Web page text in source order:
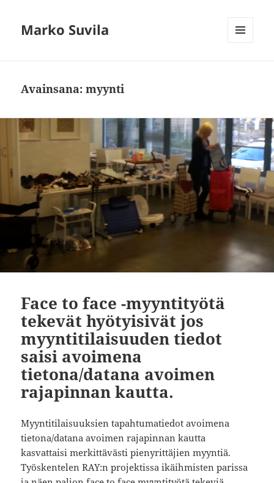
Marko Suvila
Avainsana:myynti
Face to face -myyntityötä
tekevät hyötyisivät jos
myyntitilaisuuden tiedot
saisi avoimena
tietona/datana avoimen
rajapinnan kautta.
Myyntitilaisuuksien tapahtumatiedot avoimena
tietona/datana avoimen rajapinnan kautta
kasvattaisi merkittävästi pienyrittäjien myyntiä.
Työskentelen RAY:n projektissa ikäihmisten parissa